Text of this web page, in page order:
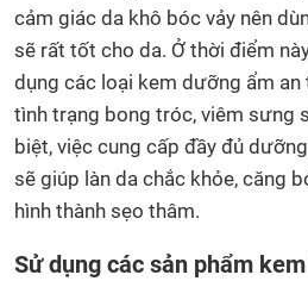
cảm giác da khô bóc vảy nên
sẽ rất tốt cho da. Ở thời điểm
dụng các loại kem dưỡng ẩm an
tình trạng bong tróc, viêm sưng
biệt, việc cung cấp đầy đủ
sẽ giúp làn da chắc khỏe, căng
hình thành sẹo thâm.
Sử dụng các sản phẩm